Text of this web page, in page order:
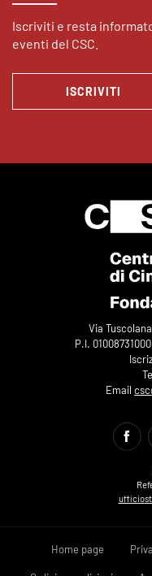
Iscriviti e resta
eventi del CSC.
ISCRIVITI
Via
P.I.
Email
Home page